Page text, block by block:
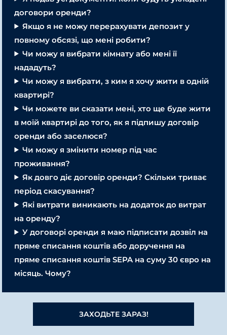
договори оренди?
Якщо я не можу перерахувати депозит у
повному обсязі, що мені робити?
Чи можу я вибрати кімнату або мені її
нададуть?
Чи можу я вибрати, з ким я хочу жити в одній
квартирі?
Чи можете ви сказати мені, хто ще буде жити
в моїй квартирі до того, як я підпишу договір
оренди або заселюся?
Чи можу я змінити номер під час
проживання?
Як довго діє договір оренди? Скільки триває
період скасування?
Які витрати виникають на додаток до витрат
на оренду?
У договорі оренди я маю підписати дозвіл на
пряме списання коштів або доручення на
пряме списання коштів SEPA на суму 30 євро на
місяць. Чому?
ЗАХОДЬТЕ ЗАРАЗ!